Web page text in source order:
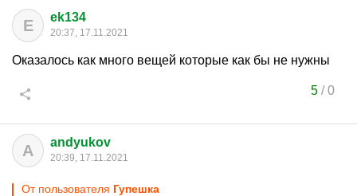
E ek134
20:37, 17.11.2021
Оказалось как много вещей которые как бы не нужны
5/0
A andyukov
20:39, 17.11.2021
От пользователя Гупешка